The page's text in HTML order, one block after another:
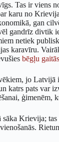
Tas ir viens
karu no
gan
gandrīz divtik
netiek
karavīru.
bēgļu gaitās
jo Latvijā
katrs pats var
ģimenēm,
Krievija;